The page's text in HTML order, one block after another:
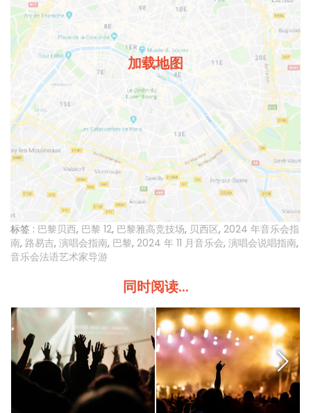
加载地图
标签 : 巴黎贝西, 巴黎 12, 巴黎雅高竞技场, 贝西区, 2024 年音乐会指
南, 路易吉, 演唱会指南, 巴黎, 2024 年 11 月音乐会, 演唱会说唱指南,
音乐会法语艺术家导游
同时阅读...